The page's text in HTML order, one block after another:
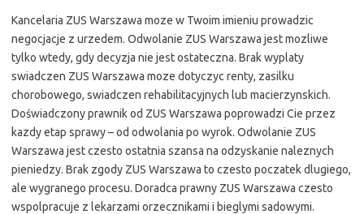
Kancelaria ZUS Warszawa moze w Twoim imieniu prowadzic
negocjacje z urzedem. Odwolanie ZUS Warszawa jest mozliwe
tylko wtedy, gdy decyzja nie jest ostateczna. Brak wyplaty
swiadczen ZUS Warszawa moze dotyczyc renty, zasilku
chorobowego, swiadczen rehabilitacyjnych lub macierzynskich.
Doświadczony prawnik od ZUS Warszawa poprowadzi Cie przez
kazdy etap sprawy – od odwolania po wyrok. Odwolanie ZUS
Warszawa jest czesto ostatnia szansa na odzyskanie naleznych
pieniedzy. Brak zgody ZUS Warszawa to czesto poczatek dlugiego,
ale wygranego procesu. Doradca prawny ZUS Warszawa czesto
wspolpracuje z lekarzami orzecznikami i bieglymi sadowymi.